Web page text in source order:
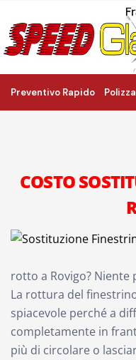
Preventivo Rapido
COSTO
rotto a Rovigo? Niente
La rottura del
spiacevole perché a
completamente in
più di circolare o